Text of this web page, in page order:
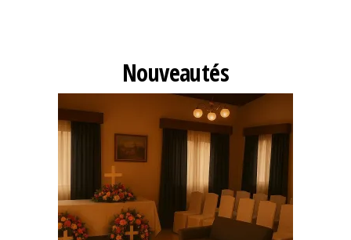
Nouveautés